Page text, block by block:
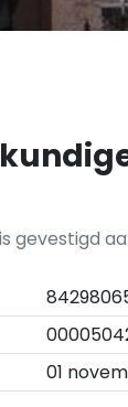
gevestigd
01